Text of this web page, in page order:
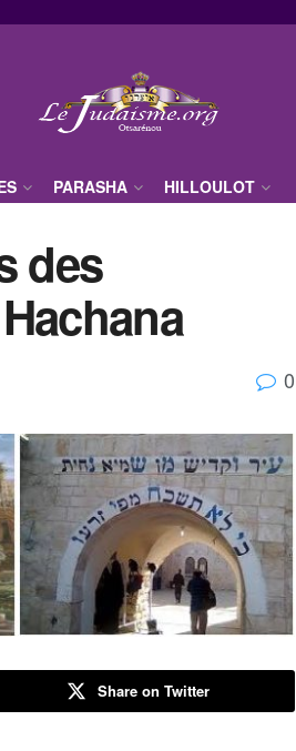
PARASHA HILLOULOT
des
0
Share on Twitter